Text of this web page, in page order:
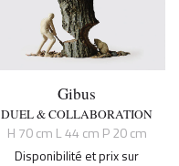
Gibus
DUEL & COLLABORATION
H 70 cm L 44 cm P 20 cm
Disponibilité et prix sur